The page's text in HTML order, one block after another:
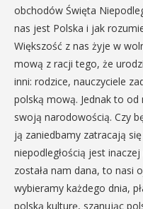
obchodów Święta
nas jest Polska i jak
Większość z nas żyje w
mową z racji tego, że
inni: rodzice, nauczyciele
polską mową. Jednak to
swoją narodowością. Czy
ją zaniedbamy zatracają
niepodległością jest
została nam dana, to nasi
wybieramy każdego dnia,
polską kulturę, szanując